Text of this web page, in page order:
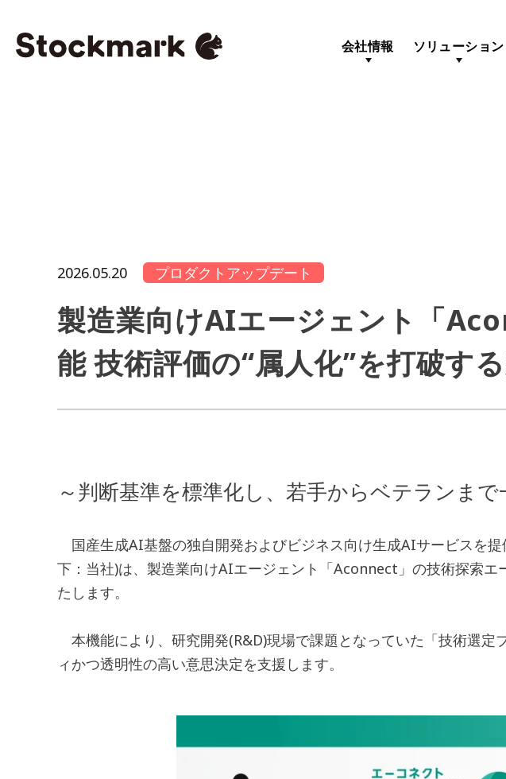
会社情報 ソリューション
2026.05.20 プロダクトアップデート
製造業向けAIエージェント「
能 技術評価の“属人化”を打破す
～判断基準を標準化し、若手からベテランま
国産生成AI基盤の独自開発およびビジネス向け生成AIサービスを
下：当社)は、製造業向けAIエージェント「Aconnect」の技術探索
たします。
本機能により、研究開発(R&D)現場で課題となっていた「技術選
ィかつ透明性の高い意思決定を支援します。